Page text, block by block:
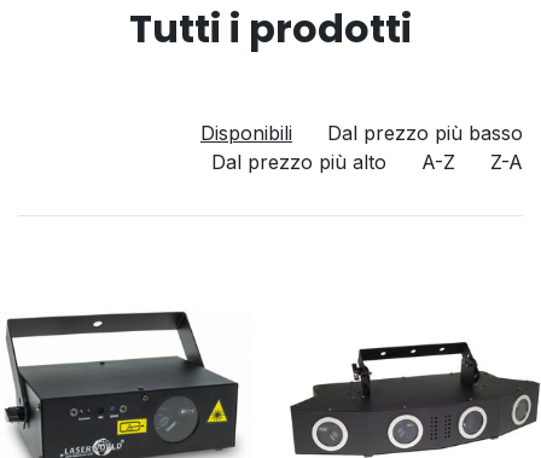
Tutti i prodotti
Disponibili
Dal prezzo più basso
Dal prezzo più alto
A-Z Z-A